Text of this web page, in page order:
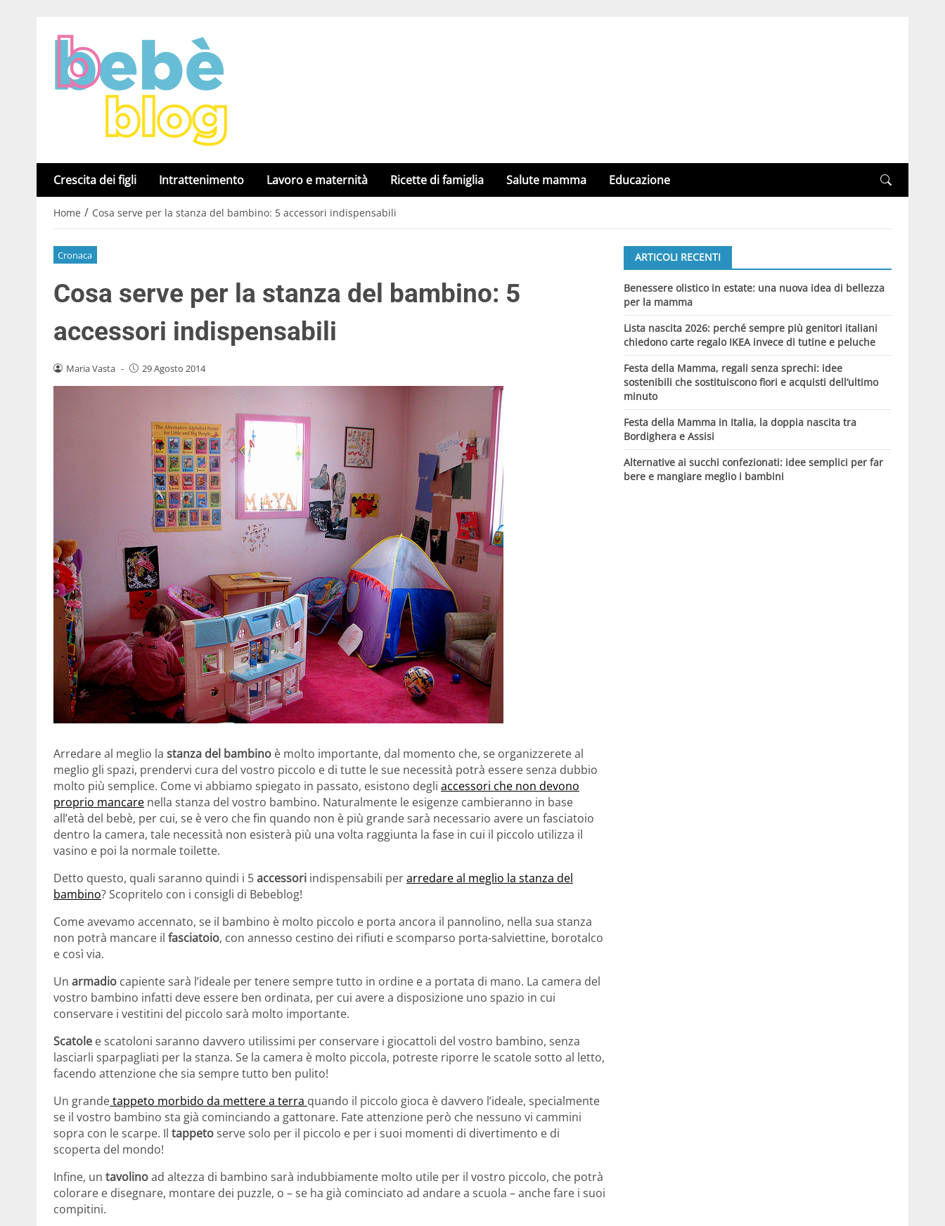
Crescita dei figli Intrattenimento Lavoro e maternità Ricette di famiglia Salute mamma Educazione
Home / Cosa serve per la stanza del bambino: 5 accessori indispensabili
Cronaca
Cosa serve per la stanza del bambino: 5
accessori indispensabili
Maria Vasta - 29 Agosto 2014
Arredare al meglio la stanza del bambino è molto importante, dal momento che, se organizzerete al
meglio gli spazi, prendervi cura del vostro piccolo e di tutte le sue necessità potrà essere senza dubbio
molto più semplice. Come vi abbiamo spiegato in passato, esistono degli accessori che non devono
proprio mancare nella stanza del vostro bambino. Naturalmente le esigenze cambieranno in base
all’età del bebè, per cui, se è vero che fin quando non è più grande sarà necessario avere un fasciatoio
dentro la camera, tale necessità non esisterà più una volta raggiunta la fase in cui il piccolo utilizza il
vasino e poi la normale toilette.
Detto questo, quali saranno quindi i 5accessori indispensabili perarredare al meglio la stanza del
bambino? Scopritelo con i consigli di Bebeblog!
Come avevamo accennato, se il bambino è molto piccolo e porta ancora il pannolino, nella sua stanza
non potrà mancare il fasciatoio, con annesso cestino dei rifiuti e scomparso porta-salviettine, borotalco
e così via.
Un armadio capiente sarà l’ideale per tenere sempre tutto in ordine e a portata di mano. La camera del
vostro bambino infatti deve essere ben ordinata, per cui avere a disposizione uno spazio in cui
conservare i vestitini del piccolo sarà molto importante.
Scatole e scatoloni saranno davvero utilissimi per conservare i giocattoli del vostro bambino, senza
lasciarli sparpagliati per la stanza. Se la camera è molto piccola, potreste riporre le scatole sotto al letto,
facendo attenzione che sia sempre tutto ben pulito!
Un grandetappeto morbido da mettere a terra quando il piccolo gioca è davvero l’ideale, specialmente
se il vostro bambino sta già cominciando a gattonare. Fate attenzione però che nessuno vi cammini
sopra con le scarpe. Il tappetoserve solo per il piccolo e per i suoi momenti di divertimento e di
scoperta del mondo!
Infine, un tavolinoad altezza di bambino sarà indubbiamente molto utile per il vostro piccolo, che potrà
colorare e disegnare, montare dei puzzle, o – se ha già cominciato ad andare a scuola – anche fare i suoi
compitini.
ARTICOLI RECENTI
Benessere olistico in estate: una nuova idea di bellezza
per la mamma
Lista nascita 2026: perché sempre più genitori italiani
chiedono carte regalo IKEA invece di tutine e peluche
Festa della Mamma, regali senza sprechi: idee
sostenibili che sostituiscono fiori e acquisti dell’ultimo
minuto
Festa della Mamma in Italia, la doppia nascita tra
Bordighera e Assisi
Alternative ai succhi confezionati: idee semplici per far
bere e mangiare meglio i bambini